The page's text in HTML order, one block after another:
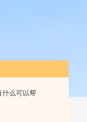
什么可以帮
机,DSC差示扫描量热仪